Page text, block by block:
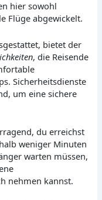
hier sowohl
Flüge abgewickelt.
bietet der
, die Reisende
Sicherheitsdienste
um eine sichere
du erreichst
weniger Minuten
warten müssen,
nehmen kannst.